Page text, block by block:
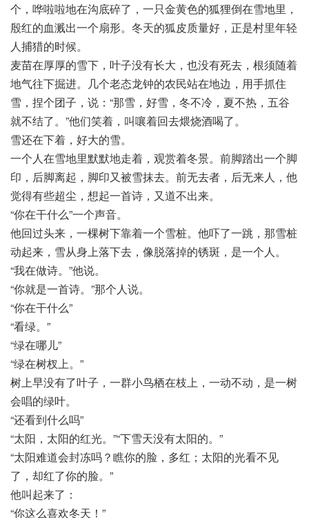
个，哗啦啦地在沟底碎了，一只金黄色的狐狸倒在雪地里，
殷红的血溅出一个扇形。冬天的狐皮质量好，正是村里年轻
人捕猎的时候。
麦苗在厚厚的雪下，叶子没有长大，也没有死去，根须随着
地气往下掘进。几个老态龙钟的农民站在地边，用手抓住
雪，捏个团子，说：“那雪，好雪，冬不冷，夏不热，五谷
就不结了。”他们笑着，叫嚷着回去煨烧酒喝了。
雪还在下着，好大的雪。
一个人在雪地里默默地走着，观赏着冬景。前脚踏出一个脚
印，后脚离起，脚印又被雪抹去。前无去者，后无来人，他
觉得有些超尘，想起一首诗，又道不出来。
“你在干什么”一个声音。
他回过头来，一棵树下靠着一个雪桩。他吓了一跳，那雪桩
动起来，雪从身上落下去，像脱落掉的锈斑，是一个人。
“我在做诗。”他说。
“你就是一首诗。”那个人说。
“你在干什么”
“看绿。”
“绿在哪儿”
“绿在树杈上。”
树上早没有了叶子，一群小鸟栖在枝上，一动不动，是一树
会唱的绿叶。
“还看到什么吗”
“太阳，太阳的红光。”“下雪天没有太阳的。”
“太阳难道会封冻吗？瞧你的脸，多红；太阳的光看不见
了，却红了你的脸。”
他叫起来了：
“你这么喜欢冬天！”